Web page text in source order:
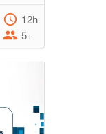
12h
5+